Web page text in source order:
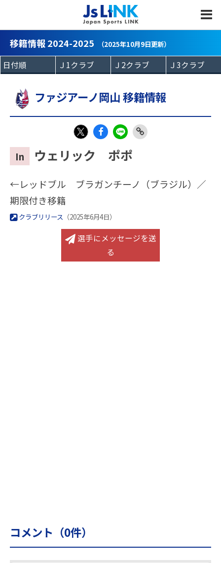
移籍情報 2024-2025 （2025年10月9日更新）
ファジアーノ岡山 移籍情報
k
LIN
E
In ウェリック ポポ
←レッドブル ブラガンチーノ（ブラジル）／
期限付き移籍
クラブリリース （2025年6月4日）
選手にメッセージを送
る
コメント（0件）